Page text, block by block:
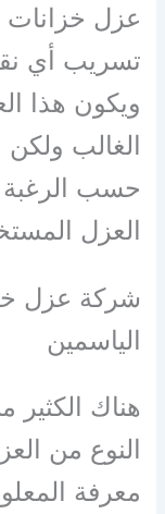
عزل خزانات
تسريب أي
ويكون هذا
الغالب
حسب الرغبة
العزل
شركة عزل
الياسمين
هناك الكثير
النوع من
معرفة